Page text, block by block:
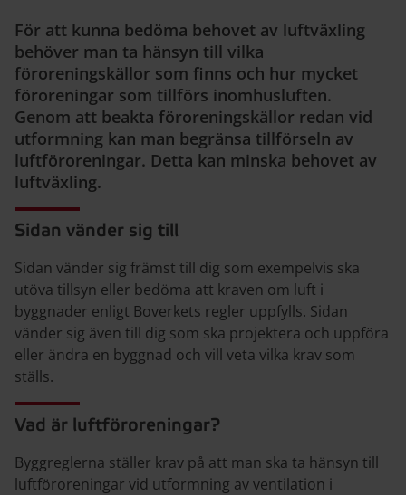
För att kunna bedöma behovet av luftväxling
behöver man ta hänsyn till vilka
föroreningskällor som finns och hur mycket
föroreningar som tillförs inomhusluften.
Genom att beakta föroreningskällor redan vid
utformning kan man begränsa tillförseln av
luftföroreningar. Detta kan minska behovet av
luftväxling.
Sidan vänder sig till
Sidan vänder sig främst till dig som exempelvis ska
utöva tillsyn eller bedöma att kraven om luft i
byggnader enligt Boverkets regler uppfylls. Sidan
vänder sig även till dig som ska projektera och uppföra
eller ändra en byggnad och vill veta vilka krav som
ställs.
Vad är luftföroreningar?
Byggreglerna ställer krav på att man ska ta hänsyn till
luftföroreningar vid utformning av ventilation i